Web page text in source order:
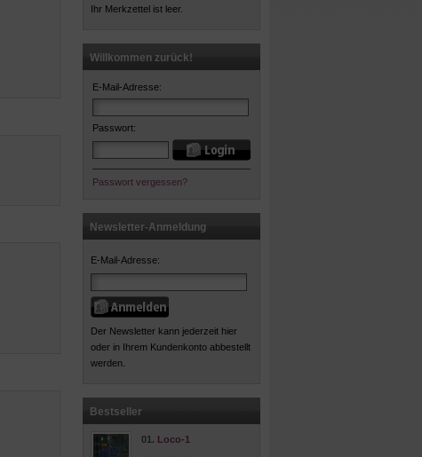
Ihr Merkzettel ist leer.
Willkommen zurück!
E-Mail-Adresse:
Passwort:
Passwort vergessen?
Newsletter-Anmeldung
E-Mail-Adresse:
Der Newsletter kann jederzeit hier
oder in Ihrem Kundenkonto abbestellt
werden.
Bestseller
01. Loco-1